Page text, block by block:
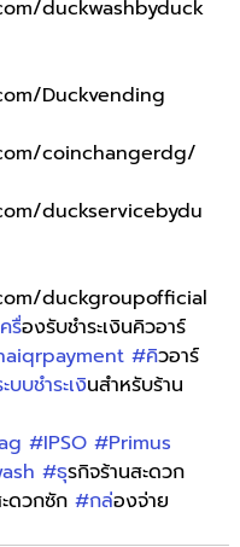
duckwashbyduck
Duckvending
coinchangerdg/
duckservicebydu
duckgroupofficial
รื่องรับชำระเงินคิวอาร์
#คิวอาร์
บบชำระเงินสำหรับร้าน
#IPSO #Primus
#ธุรกิจร้านสะดวก
ดวกซัก #กล่องจ่าย